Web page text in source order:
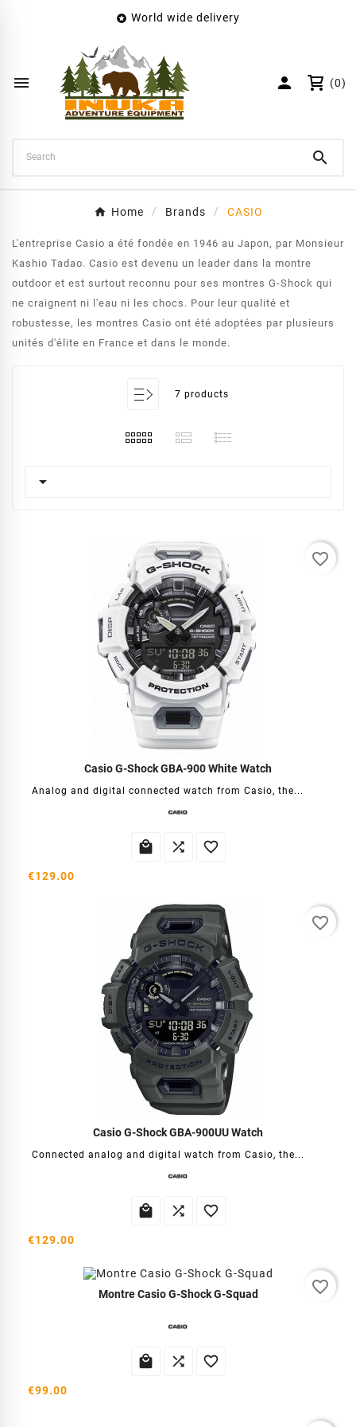
 World wide delivery
  (0)

Home Brands CASIO
L'entreprise Casio a été fondée en 1946 au Japon, par Monsieur
Kashio Tadao. Casio est devenu un leader dans la montre
outdoor et est surtout reconnu pour ses montres G-Shock qui
ne craignent ni l'eau ni les chocs. Pour leur qualité et
robustesse, les montres Casio ont été adoptées par plusieurs
unités d'élite en France et dans le monde.
7 products

Casio G-Shock GBA-900 White Watch
Analog and digital connected watch from Casio, the...
  
€129.00
favorite_border
Casio G-Shock GBA-900UU Watch
Connected analog and digital watch from Casio, the...
  
€129.00
favorite_border
Montre Casio G-Shock G-Squad
  
€99.00
favorite_border
Wishlist name